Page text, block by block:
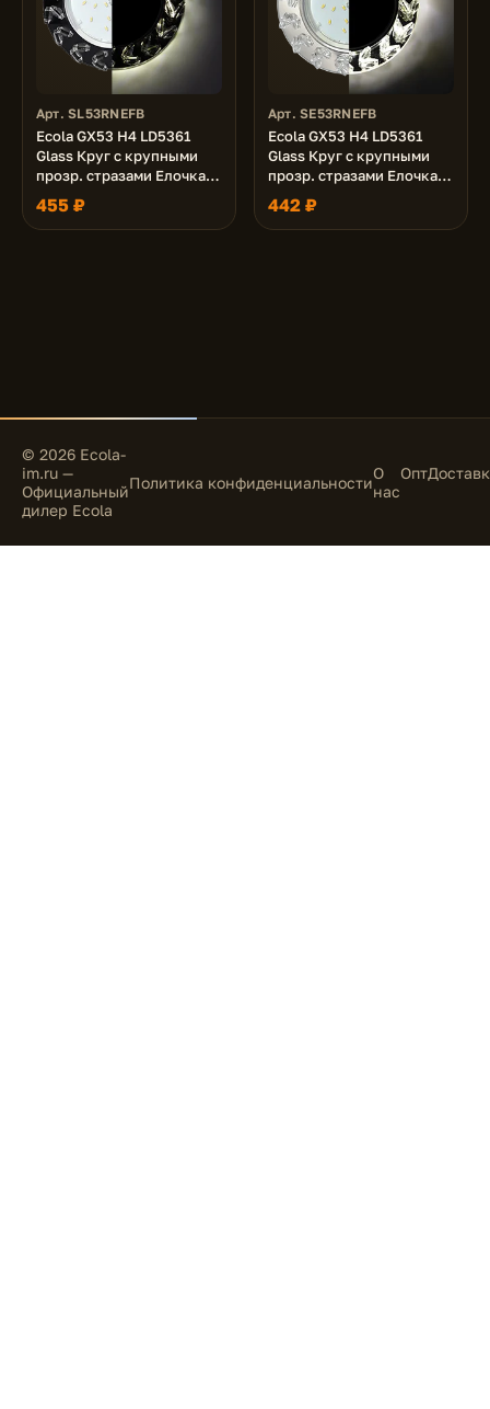
Арт. SL53RNEFB
Ecola GX53 H4 LD5361
Glass Круг с крупными
прозр. стразами Елочка с
подсветкой/фон черн./
центр.часть хром 54x120
(к+)
455 ₽
Арт. SE53RNEFB
Ecola GX53 H4 LD5361
Glass Круг с крупными
прозр. стразами Елочка с
подсветкой/фон зерк./
центр.часть хром 54x120
(к+)
442 ₽
© 2026 Ecola-
im.ru —
Официальный
дилер Ecola
Политика конфиденциальностиО
нас
Опт